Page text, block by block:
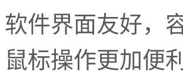
软件界面友好，
鼠标操作更加便